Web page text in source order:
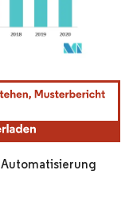
Namensnennung gemäß